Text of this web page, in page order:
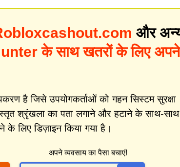
और
के साथ खतरों के लिए अपने
है जिसे उपयोगकर्ताओं को गहन सिस्टम सुरक्षा
श्रृंखला का पता लगाने और हटाने के साथ-साथ
लिए डिज़ाइन किया गया है।
अपने व्यवसाय का पैसा बचाएं!